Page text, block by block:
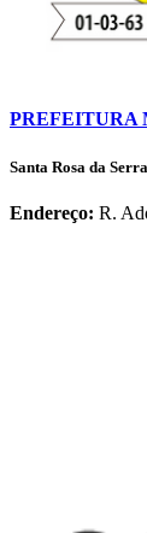
PREFEITURA
Santa Rosa da
Endereço: R.